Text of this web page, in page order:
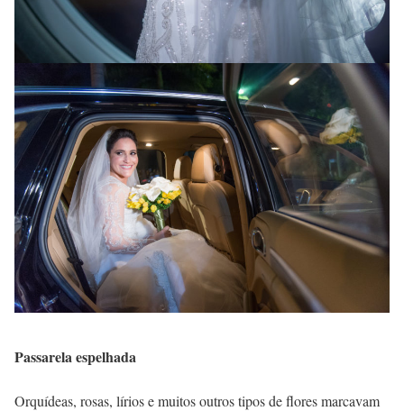
Passarela espelhada
Orquídeas, rosas, lírios e muitos outros tipos de flores marcavam